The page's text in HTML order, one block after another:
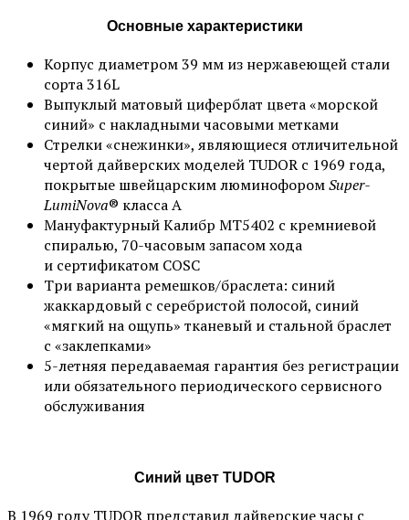
Основные характеристики
Корпус диаметром 39 мм из нержавеющей стали
сорта 316L
Выпуклый матовый циферблат цвета «морской
синий» с накладными часовыми метками
Стрелки «снежинки», являющиеся отличительной
чертой дайверских моделей TUDOR с 1969 года,
покрытые швейцарским люминофоромSuper-
LumiNova® класса А
Мануфактурный Калибр MT5402 с кремниевой
спиралью, 70-часовым запасом хода
и сертификатом COSC
Три варианта ремешков/браслета: синий
жаккардовый с серебристой полосой, синий
«мягкий на ощупь» тканевый и стальной браслет
с «заклепками»
5-летняя передаваемая гарантия без регистрации
или обязательного периодического сервисного
обслуживания
Синий цвет TUDOR
В 1969 году TUDOR представил дайверские часы с